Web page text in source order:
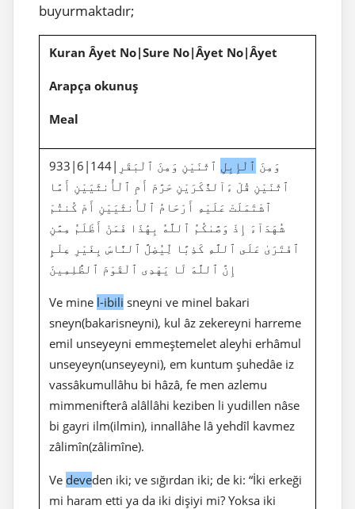
buyurmaktadır;
Kuran Âyet No|Sure No|Âyet No|Âyet
Arapça okunuş
Meal
933|6|144|وَمِنَ ٱلْإِبِلِ ٱثْنَيْنِ وَمِنَ ٱلْبَقَرِ
ٱثْنَيْنِ قُلْ ءَآلذَّكَرَيْنِ حَرَّمَ أَمِ ٱلْأُنثَيَيْنِ أَمَّا
ٱشْتَمَلَتْ عَلَيْهِ أَرْحَامُ ٱلْأُنثَيَيْنِ أَمْ كُنتُمْ
شُهَدَآءَ إِذْ وَصَّىٰكُمُ ٱللَّهُ بِهَٰذَا فَمَنْ أَظْلَمُ مِمَّنِ
ٱفْتَرَىٰ عَلَى ٱللَّهِ كَذِبًا لِّيُضِلَّ ٱلنَّاسَ بِغَيْرِ عِلْمٍ
إِنَّ ٱللَّهَ لَا يَهْدِى ٱلْقَوْمَ ٱلظَّٰلِمِينَ
Ve mine l-ibili sneyni ve minel bakari
sneyn(bakarisneyni), kul âz zekereyni harreme
emil unseyeyni emmeştemelet aleyhi erhâmul
unseyeyn(unseyeyni), em kuntum şuhedâe iz
vassâkumullâhu bi hâzâ, fe men azlemu
mimmenifterâ alâllâhi keziben li yudillen nâse
bi gayri ilm(ilmin), innallâhe lâ yehdîl kavmez
zâlimîn(zâlimîne).
Ve deveden iki; ve sığırdan iki; de ki: “İki erkeği
mi haram etti ya da iki dişiyi mi? Yoksa iki